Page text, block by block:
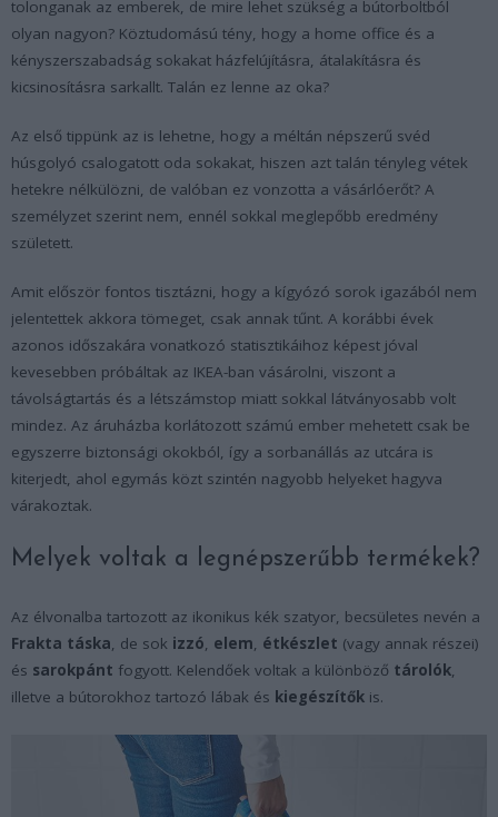
tolonganak az emberek, de mire lehet szükség a bútorboltból
olyan nagyon? Köztudomású tény, hogy a home office és a
kényszerszabadság sokakat házfelújításra, átalakításra és
kicsinosításra sarkallt. Talán ez lenne az oka?
Az első tippünk az is lehetne, hogy a méltán népszerű svéd
húsgolyó csalogatott oda sokakat, hiszen azt talán tényleg vétek
hetekre nélkülözni, de valóban ez vonzotta a vásárlóerőt? A
személyzet szerint nem, ennél sokkal meglepőbb eredmény
született.
Amit először fontos tisztázni, hogy a kígyózó sorok igazából nem
jelentettek akkora tömeget, csak annak tűnt. A korábbi évek
azonos időszakára vonatkozó statisztikáihoz képest jóval
kevesebben próbáltak az IKEA-ban vásárolni, viszont a
távolságtartás és a létszámstop miatt sokkal látványosabb volt
mindez. Az áruházba korlátozott számú ember mehetett csak be
egyszerre biztonsági okokból, így a sorbanállás az utcára is
kiterjedt, ahol egymás közt szintén nagyobb helyeket hagyva
várakoztak.
Melyek voltak a legnépszerűbb termékek?
Az élvonalba tartozott az ikonikus kék szatyor, becsületes nevén a
Frakta táska, de sok izzó, elem, étkészlet (vagy annak részei)
és sarokpánt fogyott. Kelendőek voltak a különböző tárolók,
illetve a bútorokhoz tartozó lábak és kiegészítők is.